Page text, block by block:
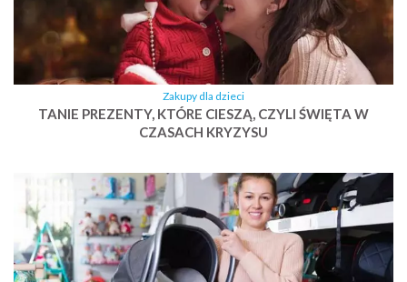
Zakupy dla dzieci
TANIE PREZENTY, KTÓRE CIESZĄ, CZYLI ŚWIĘTA W
CZASACH KRYZYSU